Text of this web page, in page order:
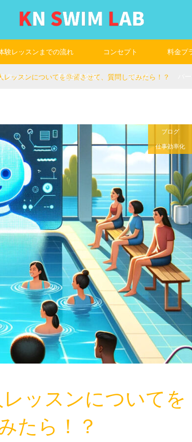
験レッスンまでの流れ コンセプト 料金プ
タッフ 予約空き状況 ブログ
レッスンについてを学習させて、質問してみたら！？
ブログ
仕事効率化
ッスンについてを
たら！？